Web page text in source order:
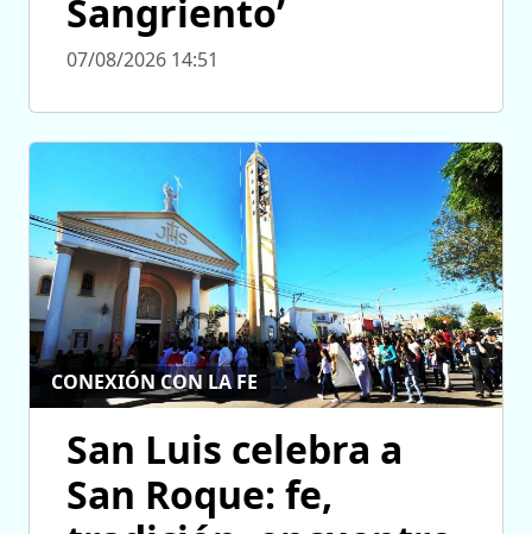
Sangriento’
07/08/2026 14:51
CONEXIÓN CON LA FE
San Luis celebra a
San Roque: fe,